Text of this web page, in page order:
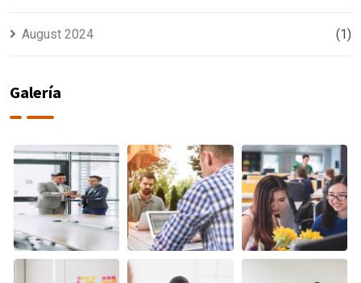
August 2024 (1)
Galería